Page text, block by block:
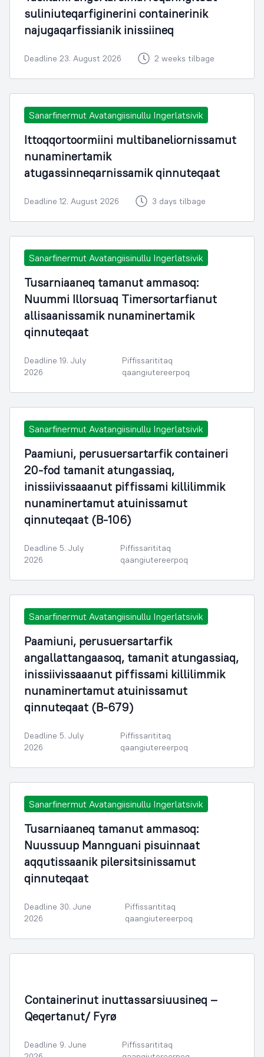
suliniuteqarfiginerini containerinik
najugaqarfissianik inissiineq
Deadline 23. August 2026 2 weeks tilbage
Sanarfinermut Avatangiisinullu Ingerlatsivik
Ittoqqortoormiini multibaneliornissamut
nunaminertamik
atugassinneqarnissamik qinnuteqaat
Deadline 12. August 2026 3 days tilbage
Sanarfinermut Avatangiisinullu Ingerlatsivik
Tusarniaaneq tamanut ammasoq:
Nuummi Illorsuaq Timersortarfianut
allisaanissamik nunaminertamik
qinnuteqaat
Deadline 19. July
2026
Piffissarititaq
qaangiutereerpoq
Sanarfinermut Avatangiisinullu Ingerlatsivik
Paamiuni, perusuersartarfik containeri
20-fod tamanit atungassiaq,
inissiivissaaanut piffissami killilimmik
nunaminertamut atuinissamut
qinnuteqaat (B-106)
Deadline 5. July
2026
Piffissarititaq
qaangiutereerpoq
Sanarfinermut Avatangiisinullu Ingerlatsivik
Paamiuni, perusuersartarfik
angallattangaasoq, tamanit atungassiaq,
inissiivissaaanut piffissami killilimmik
nunaminertamut atuinissamut
qinnuteqaat (B-679)
Deadline 5. July
2026
Piffissarititaq
qaangiutereerpoq
Sanarfinermut Avatangiisinullu Ingerlatsivik
Tusarniaaneq tamanut ammasoq:
Nuussuup Mannguani pisuinnaat
aqqutissaanik pilersitsinissamut
qinnuteqaat
Deadline 30. June
2026
Piffissarititaq
qaangiutereerpoq
Containerinut inuttassarsiuusineq –
Qeqertanut/ Fyrø
Deadline 9. June
Piffissarititaq